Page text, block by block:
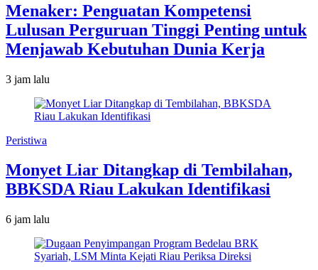
Menaker: Penguatan Kompetensi
Lulusan Perguruan Tinggi Penting untuk
Menjawab Kebutuhan Dunia Kerja
3 jam lalu
Peristiwa
Monyet Liar Ditangkap di Tembilahan,
BBKSDA Riau Lakukan Identifikasi
6 jam lalu